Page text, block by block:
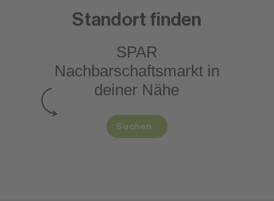
Standort finden
SPAR
Nachbarschaftsmarktin
deiner Nähe
Suchen